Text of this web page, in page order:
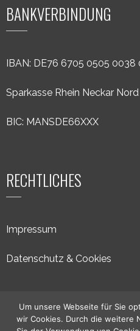
BANKVERBINDUNG
IBAN: DE76 6705 0505 0038
Sparkasse Rhein Neckar Nord
BIC: MANSDE66XXX
RECHTLICHES
Impressum
Datenschutz & Cookies
Um unsere Webseite für Sie
wir Cookies. Durch die weitere